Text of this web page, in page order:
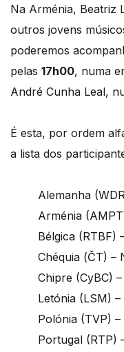
Na Arménia, Beatriz
outros jovens
poderemos
pelas 17h00, numa
André Cunha Leal,
É esta, por ordem
a lista dos
Alemanha
Arménia
Bélgica (RTBF)
Chéquia (ČT) –
Chipre (CyBC)
Letónia (LSM)
Polónia (TVP)
Portugal (RTP)